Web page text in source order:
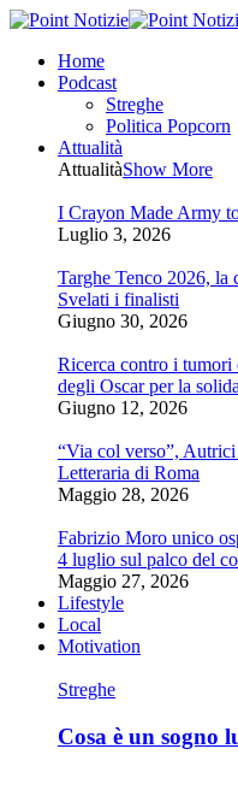
Home
Podcast
Streghe
Politica Popcorn
Attualità
AttualitàShow More
I Crayon Made Army
Luglio 3, 2026
Targhe Tenco 2026, la
Svelati i finalisti
Giugno 30, 2026
Ricerca contro i tumori
degli Oscar per la
Giugno 12, 2026
“Via col verso”,
Letteraria di Roma
Maggio 28, 2026
Fabrizio Moro unico
4 luglio sul palco del
Maggio 27, 2026
Lifestyle
Local
Motivation
Streghe
Cosa è un sogno